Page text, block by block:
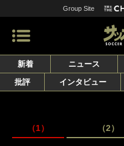
Group Site
新着 ニュース
批評
インタビュー
（1） （2）